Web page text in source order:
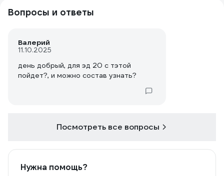
Вопросы и ответы
Валерий
11.10.2025
день добрый, для эд 20 с тэтой
пойдет?, и можно состав узнать?
Посмотреть все вопросы
Нужна помощь?